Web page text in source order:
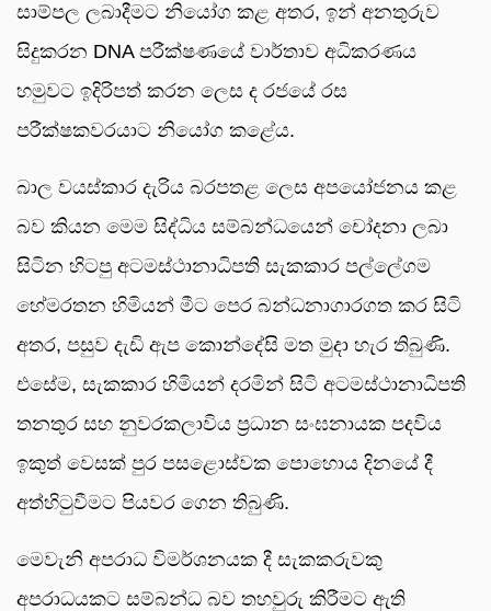
සාම්පල ලබාදීමට නියෝග කළ අතර, ඉන් අනතුරුව
සිදුකරන DNA පරීක්ෂණයේ වාර්තාව අධිකරණය
හමුවට ඉදිරිපත් කරන ලෙස ද රජයේ රස
පරීක්ෂකවරයාට නියෝග කළේය.
බාල වයස්කාර දැරිය බරපතළ ලෙස අපයෝජනය කළ
බව කියන මෙම සිද්ධිය සම්බන්ධයෙන් චෝදනා ලබා
සිටින හිටපු අටමස්ථානාධිපති සැකකාර පල්ලේගම
හේමරතන හිමියන් මීට පෙර බන්ධනාගාරගත කර සිටි
අතර, පසුව දැඩි ඇප කොන්දේසි මත මුදා හැර තිබුණි.
එසේම, සැකකාර හිමියන් දරමින් සිටි අටමස්ථානාධිපති
තනතුර සහ නුවරකලාවිය ප්‍රධාන සංඝනායක පදවිය
ඉකුත් වෙසක් පුර පසළොස්වක පොහොය දිනයේ දී
අත්හිටුවීමට පියවර ගෙන තිබුණි.
මෙවැනි අපරාධ විමර්ශනයක දී සැකකරුවකු
අපරාධයකට සම්බන්ධ බව තහවුරු කිරීමට ඇති